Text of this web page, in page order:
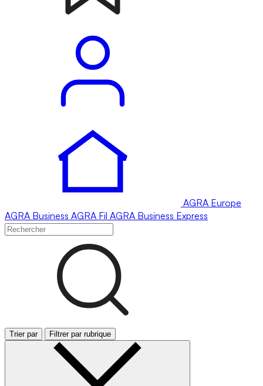
AGRA Europe
AGRA Business AGRA Fil AGRA Business Express
Trier par Filtrer par rubrique